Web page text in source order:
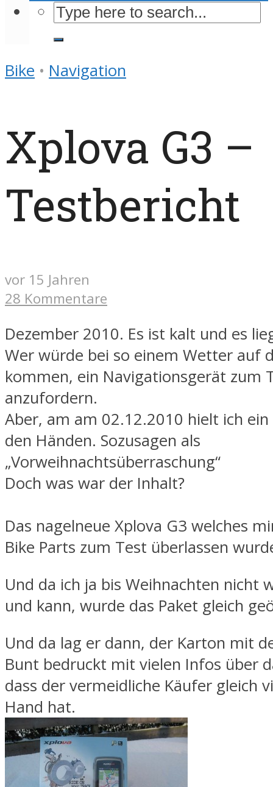
Bike • Navigation
Xplova G3 –
Testbericht
vor 15 Jahren
28 Kommentare
Dezember 2010. Es ist kalt und es
Wer würde bei so einem Wetter auf
kommen, ein Navigationsgerät zum
anzufordern.
Aber, am am 02.12.2010 hielt ich ein
den Händen. Sozusagen als
„Vorweihnachtsüberraschung“
Doch was war der Inhalt?
Das nagelneue Xplova G3 welches
Bike Parts zum Test überlassen
Und da ich ja bis Weihnachten nicht
und kann, wurde das Paket gleich
Und da lag er dann, der Karton mit
Bunt bedruckt mit vielen Infos über
dass der vermeidliche Käufer gleich
Hand hat.